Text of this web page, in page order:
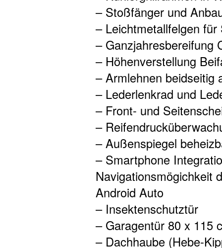
– Stoßfänger und
– Leichtmetallfelgen für
– Ganzjahresbereifung
– Höhenverstellung
– Armlehnen beidseitig
– Lederlenkrad und
– Front- und
–
– Außenspiegel
– Smartphone
Navigationsmögichkeit
Android Auto
– Insektenschutztür
– Garagentür 80 x 115
– Dachhaube (Hebe-